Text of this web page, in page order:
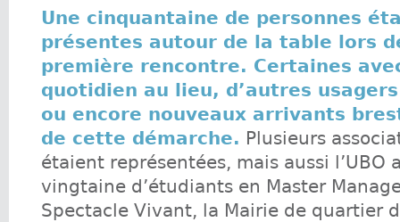
Une cinquantaine de personnes
présentes autour de la table lors
première rencontre. Certaines
quotidien au lieu, d’autres
ou encore nouveaux arrivants
de cette démarche. Plusieurs
étaient représentées, mais aussi l’UBO
vingtaine d’étudiants en Master
Spectacle Vivant, la Mairie de quartier